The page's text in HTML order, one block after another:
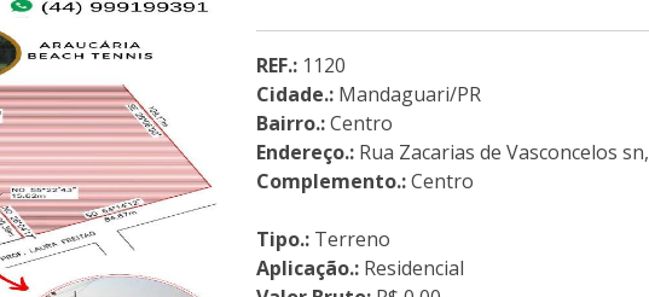
REF.: 1120
Cidade.: Mandaguari/PR
Bairro.:Centro
Endereço.: Rua Zacarias de Vasconcelos sn,
Complemento.:Centro
Tipo.: Terreno
Aplicação.: Residencial